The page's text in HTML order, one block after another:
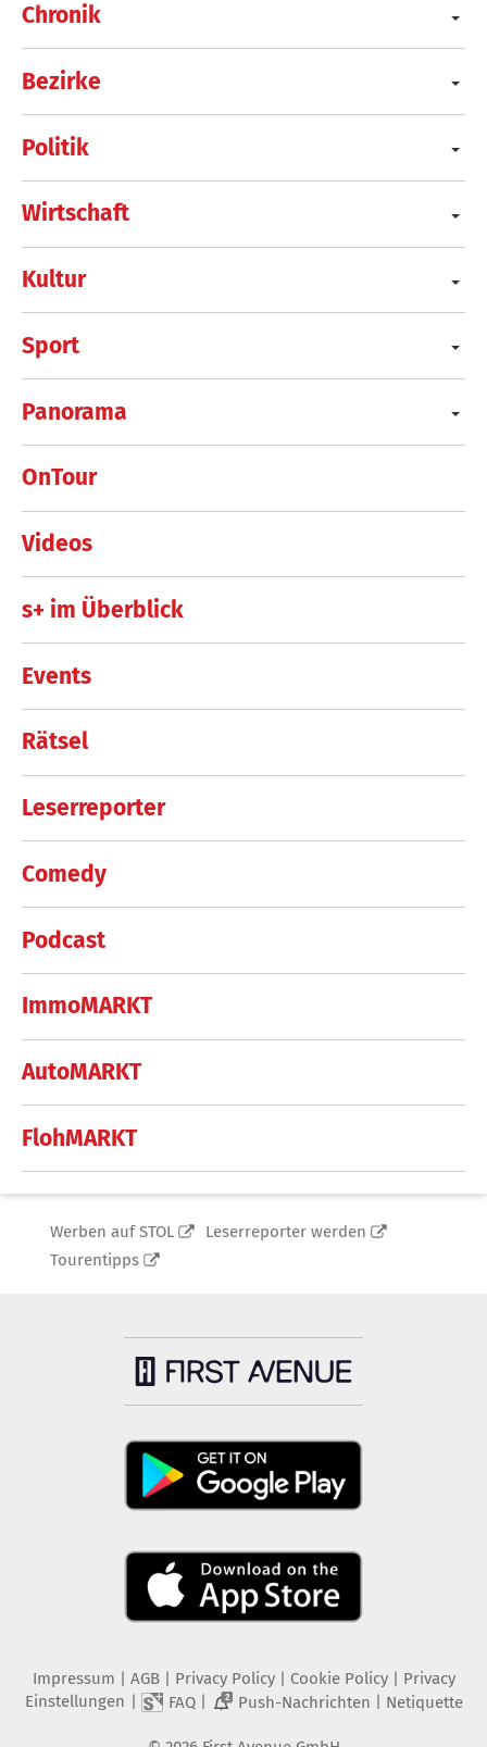
Chronik
Bezirke
Politik
Wirtschaft
Kultur
Sport
Panorama
OnTour
Videos
s+ im Überblick
Events
Rätsel
Leserreporter
Comedy
Podcast
ImmoMARKT
AutoMARKT
FlohMARKT
Werben auf STOL
Leserreporter werden
Tourentipps
Impressum | AGB | Privacy Policy| Cookie Policy| Privacy
Einstellungen | FAQ| 2 Push-Nachrichten | Netiquette